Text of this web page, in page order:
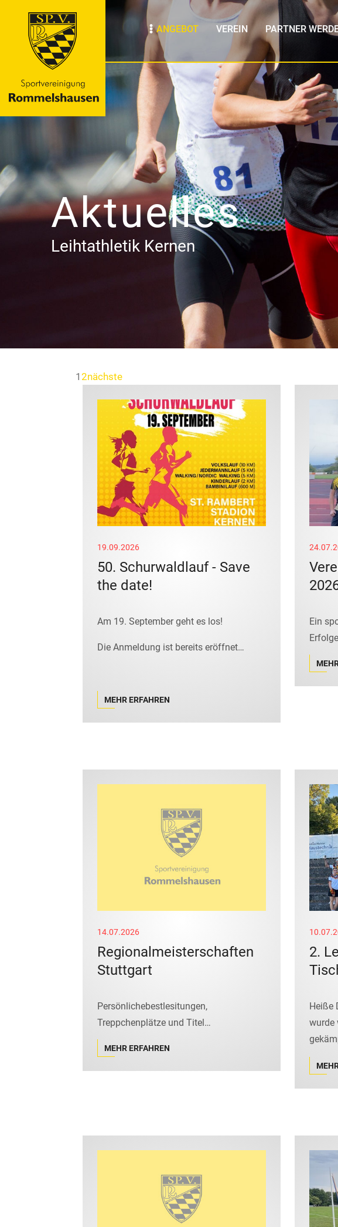
ANGEBOT VEREIN PARTNER
Aktuelles
Leihtathletik Kernen
1 2nächste
19.09.2026
50. Schurwaldlauf - Save
the date!
Am 19. September geht es los!
Die Anmeldung ist bereits eröffnet…
MEHR ERFAHREN
Ein
14.07.2026
Regionalmeisterschaften
Stuttgart
Persönlichebestlesitungen,
Treppchenplätze und Titel…
MEHR ERFAHREN
2.
Heiße
wurde